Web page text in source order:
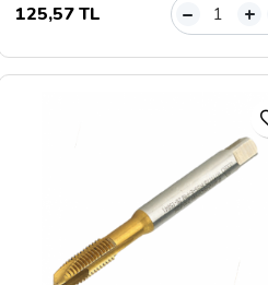
125,57 TL – +